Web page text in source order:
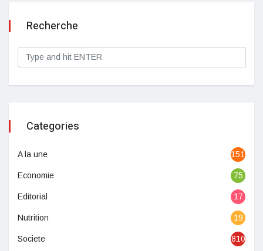
Recherche
Categories
A la une 1513
Economie 75
Editorial 17
Nutrition 19
Societe 810